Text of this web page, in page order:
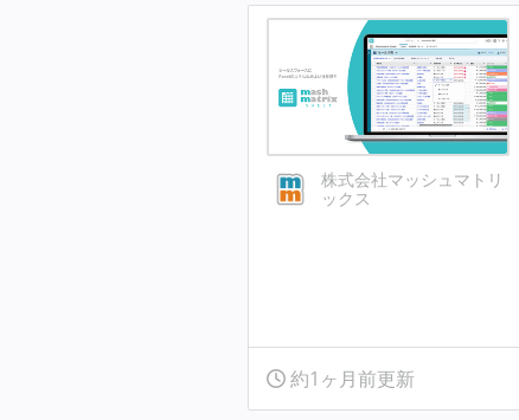
株式会社マッシュマトリ
ックス
約1ヶ月前更新